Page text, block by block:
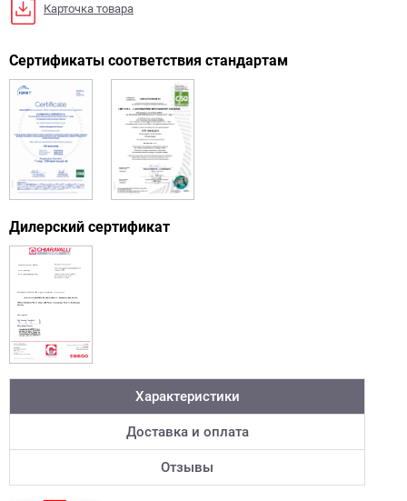
Карточка товара
Сертификаты соответствия стандартам
Дилерский сертификат
Характеристики
Доставка и оплата
Отзывы